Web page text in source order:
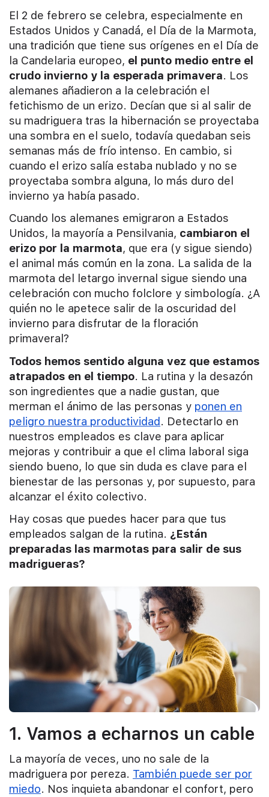
El 2 de febrero se celebra, especialmente en
Estados Unidos y Canadá, el Día de la Marmota,
una tradición que tiene sus orígenes en el Día de
la Candelaria europeo, el punto medio entre el
crudo invierno y la esperada primavera. Los
alemanes añadieron a la celebración el
fetichismo de un erizo. Decían que si al salir de
su madriguera tras la hibernación se proyectaba
una sombra en el suelo, todavía quedaban seis
semanas más de frío intenso. En cambio, si
cuando el erizo salía estaba nublado y no se
proyectaba sombra alguna, lo más duro del
invierno ya había pasado.
Cuando los alemanes emigraron a Estados
Unidos, la mayoría a Pensilvania, cambiaron el
erizo por la marmota, que era (y sigue siendo)
el animal más común en la zona. La salida de la
marmota del letargo invernal sigue siendo una
celebración con mucho folclore y simbología. ¿A
quién no le apetece salir de la oscuridad del
invierno para disfrutar de la floración
primaveral?
Todos hemos sentido alguna vez que estamos
atrapados en el tiempo. La rutina y la desazón
son ingredientes que a nadie gustan, que
merman el ánimo de las personas y ponen en
peligro nuestra productividad. Detectarlo en
nuestros empleados es clave para aplicar
mejoras y contribuir a que el clima laboral siga
siendo bueno, lo que sin duda es clave para el
bienestar de las personas y, por supuesto, para
alcanzar el éxito colectivo.
Hay cosas que puedes hacer para que tus
empleados salgan de la rutina. ¿Están
preparadas las marmotas para salir de sus
madrigueras?
1. Vamos a echarnos un cable
La mayoría de veces, uno no sale de la
madriguera por pereza. También puede ser por
miedo. Nos inquieta abandonar el confort, pero